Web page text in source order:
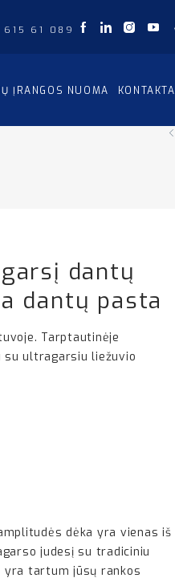
615 61 089
ĮRANGOS NUOMA KONTAKTAI
dantų
dantų pasta
Tarptautinėje
su ultragarsiu liežuvio
dėka yra vienas iš
judesį su tradiciniu
yra tartum jūsų rankos